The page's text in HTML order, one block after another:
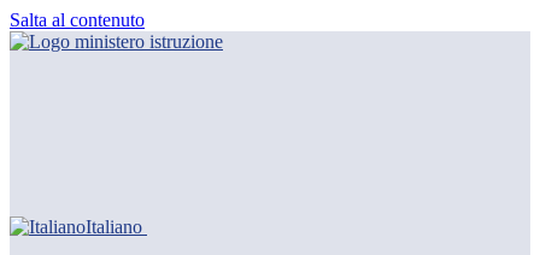
Salta al contenuto
Italiano